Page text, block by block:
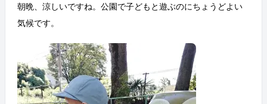
朝晩、涼しいですね。公園で子どもと遊ぶのにちょうどよい
気候です。